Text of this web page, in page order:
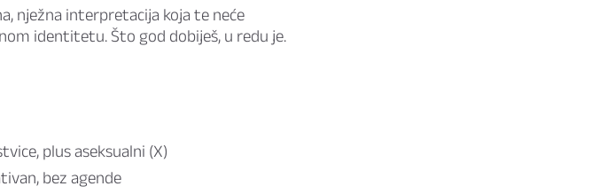
nježna interpretacija koja te neće
identitetu. Što god dobiješ, u redu je.
plus aseksualni (X)
bez agende